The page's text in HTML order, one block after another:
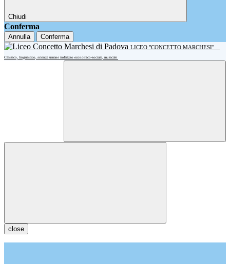
Chiudi
Conferma
Annulla Conferma
LICEO "CONCETTO MARCHESI"
Classico, linguistico, scienze umane indirizzo economico-sociale, musicale
close